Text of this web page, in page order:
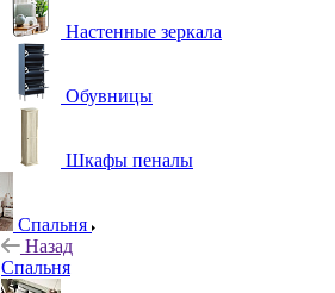
Настенные зеркала
Обувницы
Шкафы пеналы
Спальня
Назад
Спальня